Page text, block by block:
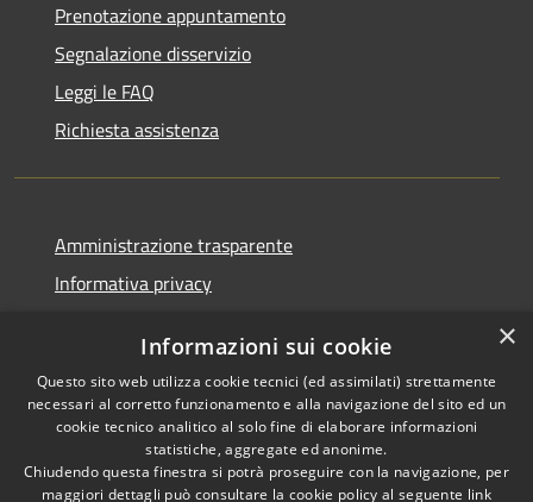
Prenotazione appuntamento
Segnalazione disservizio
Leggi le FAQ
Richiesta assistenza
Amministrazione trasparente
Informativa privacy
Dichiarazione di accessibilità
RSS
Copyright © 2026 • Comune di
×
Informazioni sui cookie
Questo sito web utilizza cookie tecnici (ed assimilati) strettamente
necessari al corretto funzionamento e alla navigazione del sito ed un
cookie tecnico analitico al solo fine di elaborare informazioni
statistiche, aggregate ed anonime.
Chiudendo questa finestra si potrà proseguire con la navigazione, per
maggiori dettagli può consultare la cookie policy al seguente link